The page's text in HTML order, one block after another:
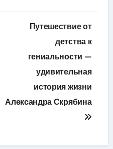
Путешествие от
детства к
гениальности —
удивительная
история жизни
Александра Скрябина